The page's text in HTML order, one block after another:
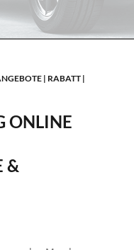
| RABATT |
ONLINE
&